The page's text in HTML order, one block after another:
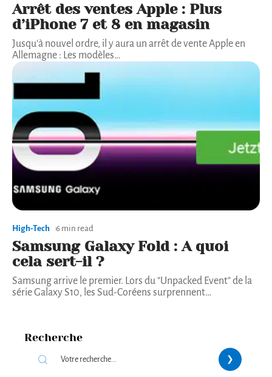
Arrêt des ventes Apple : Plus
d’iPhone 7 et 8 en magasin
Jusqu'à nouvel ordre, il y aura un arrêt de vente Apple en
Allemagne : Les modèles…
High-Tech 6 min read
Samsung Galaxy Fold : A quoi
cela sert-il ?
Samsung arrive le premier. Lors du "Unpacked Event" de la
série Galaxy S10, les Sud-Coréens surprennent…
Recherche